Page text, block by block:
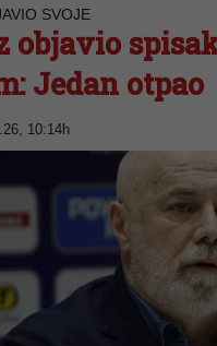
SVOJE
objavio
Jedan otpao
10:14h